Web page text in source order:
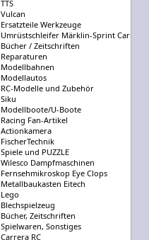
TTS
Vulcan
Ersatzteile Werkzeuge
Umrüstschleifer Märklin-Sprint Carrera-
Bücher / Zeitschriften
Reparaturen
Modellbahnen
Modellautos
RC-Modelle und Zubehör
Siku
Modellboote/U-Boote
Racing Fan-Artikel
Actionkamera
FischerTechnik
Spiele und PUZZLE
Wilesco Dampfmaschinen
Fernsehmikroskop Eye Clops
Metallbaukasten Eitech
Lego
Blechspielzeug
Bücher, Zeitschriften
Spielwaren, Sonstiges
Carrera RC